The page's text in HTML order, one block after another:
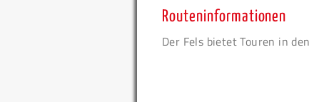
Routeninformationen
Der Fels bietet Touren in